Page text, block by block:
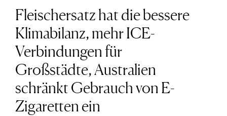
Fleischersatz hat die bessere
Klimabilanz, mehr ICE-
Verbindungen für
Großstädte, Australien
schränkt Gebrauch von E-
Zigaretten ein